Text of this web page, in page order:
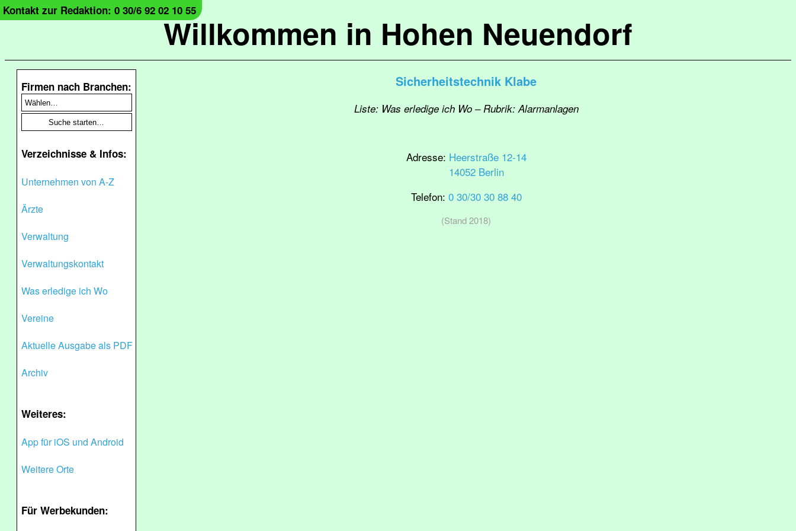
Willkommen in Hohen Neuendorf
Kontakt zur Redaktion: 0 30/6 92 02 10 55
Firmen nach Branchen:
Verzeichnisse & Infos:
Unternehmen von A-Z
Ärzte
Verwaltung
Verwaltungskontakt
Was erledige ich Wo
Vereine
Aktuelle Ausgabe als PDF
Archiv
Weiteres:
App für iOS und Android
Weitere Orte
Für Werbekunden:
Sicherheitstechnik Klabe
Liste: Was erledige ich Wo – Rubrik: Alarmanlagen
Adresse: Heerstraße 12-14
14052 Berlin
Telefon: 0 30/30 30 88 40
(Stand 2018)